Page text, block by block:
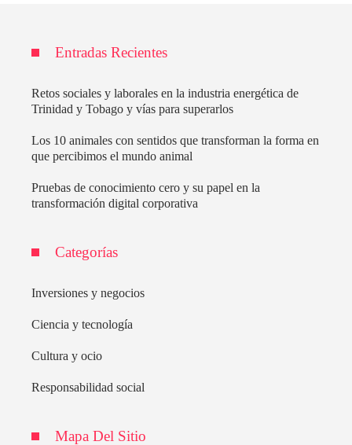
Entradas Recientes
Retos sociales y laborales en la industria energética de
Trinidad y Tobago y vías para superarlos
Los 10 animales con sentidos que transforman la forma en
que percibimos el mundo animal
Pruebas de conocimiento cero y su papel en la
transformación digital corporativa
Categorías
Inversiones y negocios
Ciencia y tecnología
Cultura y ocio
Responsabilidad social
Mapa Del Sitio